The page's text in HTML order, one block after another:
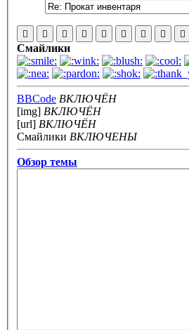
Смайлики
BBCode ВКЛЮЧЁН
[img] ВКЛЮЧЁН
[url] ВКЛЮЧЁН
Смайлики ВКЛЮЧЕНЫ
Обзор темы